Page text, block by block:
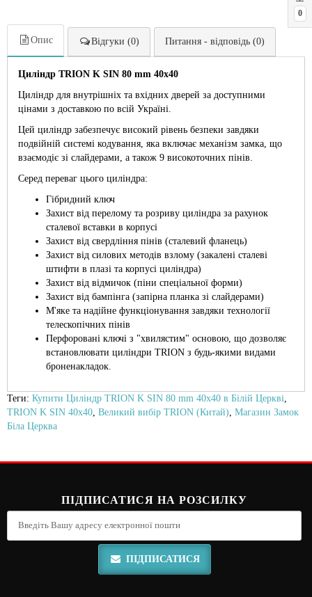
0
Опис Відгуки (0) Питання - відповідь (0)
Циліндр TRION K SIN 80 mm 40х40
Циліндр для внутрішніх та вхідних дверей за доступними
цінами з доставкою по всій Україні.
Цей циліндр забезпечує високий рівень безпеки завдяки
подвійній системі кодування, яка включає механізм замка, що
взаємодіє зі слайдерами, а також 9 високоточних пінів.
Серед переваг цього циліндра:
Гібридний ключ
Захист від перелому та розриву циліндра за рахунок
сталевої вставки в корпусі
Захист від свердління пінів (сталевий фланець)
Захист від силових методів взлому (закалені сталеві
штифти в плазі та корпусі циліндра)
Захист від відмичок (піни спеціальної форми)
Захист від бампінга (запірна планка зі слайдерами)
М'яке та надійне функціонування завдяки технології
телескопічних пінів
Перфоровані ключі з "хвилястим" основою, що дозволяє
встановлювати циліндри TRION з будь-якими видами
броненакладок.
Теги: Купити Циліндр TRION K SIN 80 mm 40х40 в Білій Церкві
TRION K SIN 40х40 Великий вибір TRION (Китай) Магазин Замок
Біла Церква
ПІДПИСАТИСЯ НА РОЗСИЛКУ
ПІДПИСАТИСЯ